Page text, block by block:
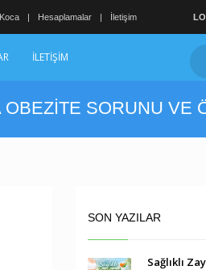
Hesaplamalar İletişim
İLETİŞİM
SORUNU VE
SON YAZILAR
Sağlıklı